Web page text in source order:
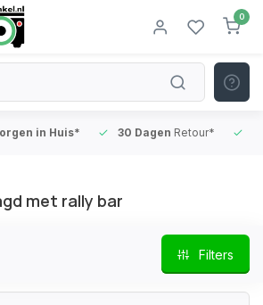
0
in Huis* 30 Dagen Retour*
met rally bar
Filters